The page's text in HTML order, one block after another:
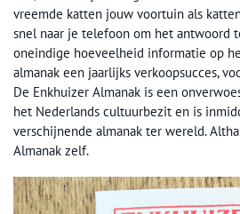
vreemde katten jouw voortuin als
snel naar je telefoon om het antwoord te
oneindige hoeveelheid informatie op
almanak een jaarlijks verkoopsucces,
De Enkhuizer Almanak is een
het Nederlands cultuurbezit en is
verschijnende almanak ter wereld.
Almanak zelf.